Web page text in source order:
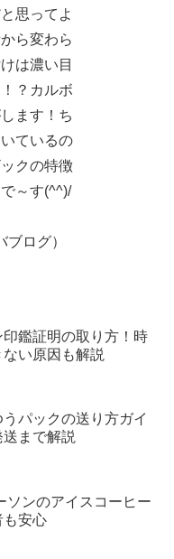
思ってよ
ら変わら
は濃い目
？カルボ
ます！ち
ているの
クの特徴
～す(^^)/
ブログ）
鑑証明の取り方！時
い原因も解説
パックの送り方ガイ
送まで解説
ソンのアイスコーヒー
も安心